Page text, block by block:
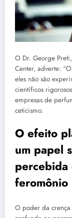
O Dr. George
Center, adverte:
eles não são
científicos
empresas de
ceticismo.
O efeito
um papel
percebida
feromônio
O poder da